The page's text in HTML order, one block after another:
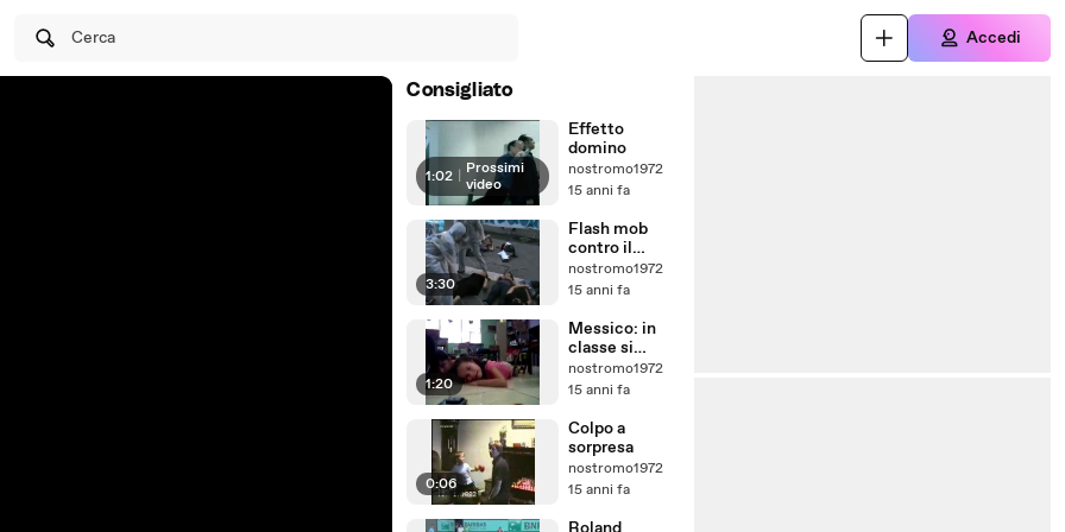
Cerca Accedi
Consigliato
1:02
Prossimi
video
Effetto
domino
nostromo1972
15 anni fa
3:30
Flash mob
contro il
nucleare
nostromo1972
15 anni fa
1:20
Messico: in
classe si
canta, fuori si
spara
nostromo1972
15 anni fa
0:06
Colpo a
sorpresa
nostromo1972
15 anni fa